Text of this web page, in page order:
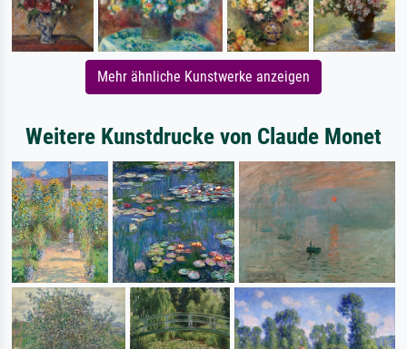
Mehr ähnliche Kunstwerke anzeigen
Weitere Kunstdrucke von Claude Monet